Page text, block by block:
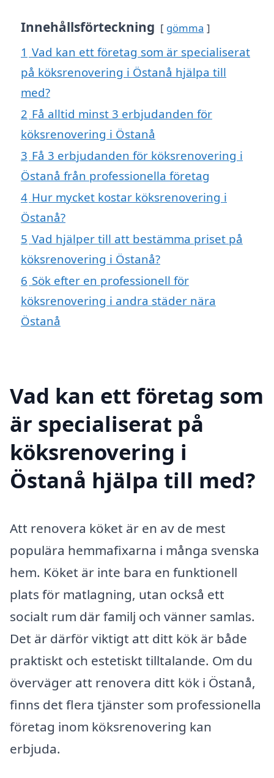
Innehållsförteckning gömma
1 Vad kan ett företag som är specialiserat
på köksrenovering i Östanå hjälpa till
med?
2 Få alltid minst 3 erbjudanden för
köksrenovering i Östanå
3 Få 3 erbjudanden för köksrenovering i
Östanå från professionella företag
4 Hur mycket kostar köksrenovering i
Östanå?
5 Vad hjälper till att bestämma priset på
köksrenovering i Östanå?
6 Sök efter en professionell för
köksrenovering i andra städer nära
Östanå
Vad kan ett företag som
är specialiserat på
köksrenovering i
Östanå hjälpa till med?
Att renovera köket är en av de mest
populära hemmafixarna i många svenska
hem. Köket är inte bara en funktionell
plats för matlagning, utan också ett
socialt rum där familj och vänner samlas.
Det är därför viktigt att ditt kök är både
praktiskt och estetiskt tilltalande. Om du
överväger att renovera ditt kök i Östanå,
finns det flera tjänster som professionella
företag inom köksrenovering kan
erbjuda.